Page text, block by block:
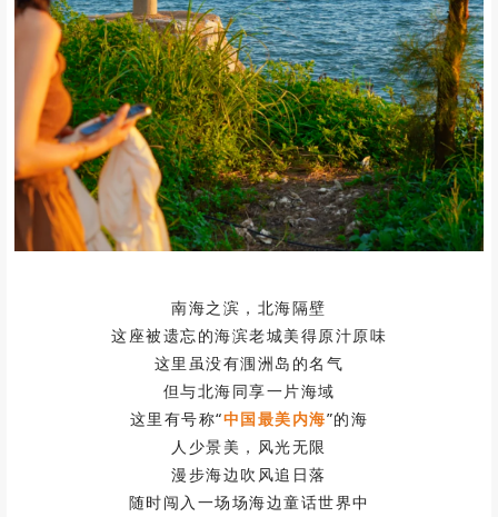
南海之滨，北海隔壁
这座被遗忘的海滨老城美得原汁原味
这里虽没有涠洲岛的名气
但与北海同享一片海域
这里有号称“中国最美内海”的海
人少景美，风光无限
漫步海边吹风追日落
随时闯入一场场海边童话世界中